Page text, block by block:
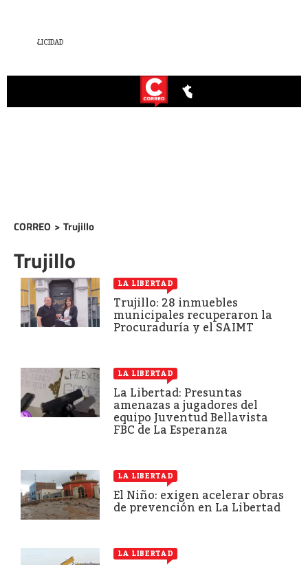
CORREO > Trujillo
Trujillo
LA LIBERTAD
Trujillo: 28 inmuebles
municipales recuperaron la
Procuraduría y el SAIMT
LA LIBERTAD
La Libertad: Presuntas
amenazas a jugadores del
equipo Juventud Bellavista
FBC de La Esperanza
LA LIBERTAD
El Niño: exigen acelerar obras
de prevención en La Libertad
LA LIBERTAD